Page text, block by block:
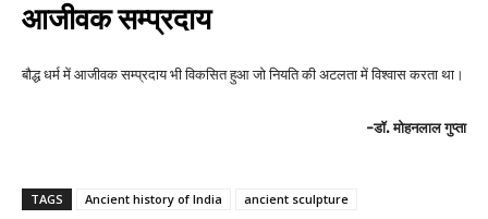
आजीवक सम्प्रदाय
बौद्ध धर्म में आजीवक सम्प्रदाय भी विकसित हुआ जो नियति की अटलता में विश्वास करता था।
-डॉ. मोहनलाल गुप्ता
TAGS Ancient history of India
ancient sculpture